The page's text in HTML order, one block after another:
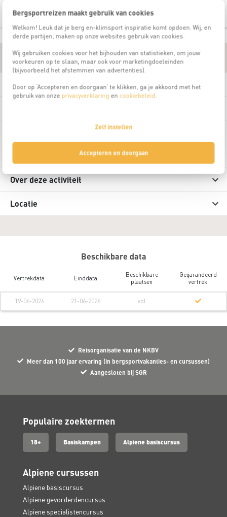
Bergsportreizen maakt gebruik van cookies
Welkom! Leuk dat je berg en-klimsport inspiratie komt opdoen. Wij, en
derde partijen, maken op onze websites gebruik van cookies.
Wij gebruiken cookies voor het bijhouden van statistieken, om jouw
voorkeuren op te slaan, maar ook voor marketingdoeleinden
(bijvoorbeeld het afstemmen van advertenties).
Door op ‘Accepteren en doorgaan’ te klikken, ga je akkoord met het
gebruik van onze privacyverklaring en cookiebeleid.
Zelf instellen
Accepteren en doorgaan
Praktische informatie
Reisleiding
Over deze activiteit
Locatie
Beschikbare data
Vertrekdata Einddata
Beschikbare
plaatsen
Gegarandeerd
vertrek
19-06-2026 21-06-2026 vol
Reisorganisatie van de NKBV
Meer dan 100 jaar ervaring (in bergsportvakanties- en cursussen)
Aangesloten bij SGR
Populaire zoektermen
18+ Basiskampen Alpiene basiscursus
Alpiene cursussen
Alpiene basiscursus
Alpiene gevorderdencursus
Alpiene specialistencursus